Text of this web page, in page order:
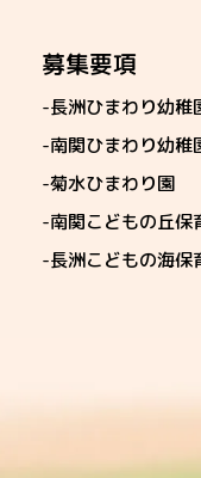
募集要項
-長洲ひまわり幼稚
-南関ひまわり幼稚
-菊水ひまわり園
-南関こどもの丘保
-長洲こどもの海保